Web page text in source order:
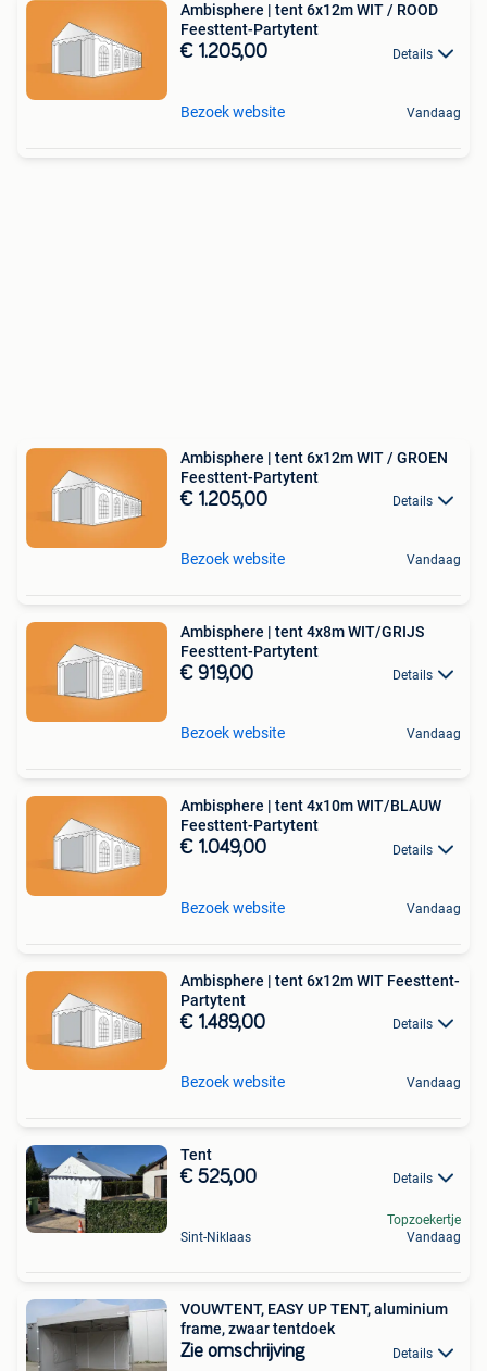
Ambisphere | tent 6x12m WIT / ROOD
Feesttent-Partytent
€ 1.205,00 Details
Bezoek website Vandaag
Ambisphere | tent 6x12m WIT / GROEN
Feesttent-Partytent
€ 1.205,00 Details
Bezoek website Vandaag
Ambisphere | tent 4x8m WIT/GRIJS
Feesttent-Partytent
€ 919,00 Details
Bezoek website Vandaag
Ambisphere | tent 4x10m WIT/BLAUW
Feesttent-Partytent
€ 1.049,00 Details
Bezoek website Vandaag
Ambisphere | tent 6x12m WIT Feesttent-
Partytent
€ 1.489,00 Details
Bezoek website Vandaag
Tent
€ 525,00 Details
Sint-Niklaas
Topzoekertje
Vandaag
VOUWTENT, EASY UP TENT, aluminium
frame, zwaar tentdoek
Zie omschrijving Details